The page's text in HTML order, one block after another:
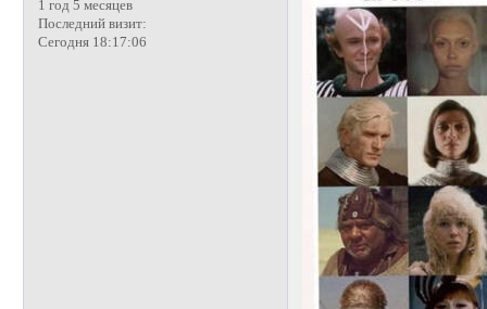
1 год 5 месяцев
Последний визит:
Сегодня 18:17:06